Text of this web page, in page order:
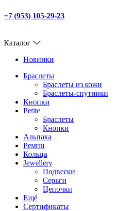
+7 (953) 105-29-23
Каталог
Новинки
Браслеты
Браслеты из кожи
Браслеты-спутники
Кнопки
Petite
Браслеты
Кнопки
Альпака
Ремни
Кольца
Jewellery
Подвески
Серьги
Цепочки
Ещё
Сертификаты